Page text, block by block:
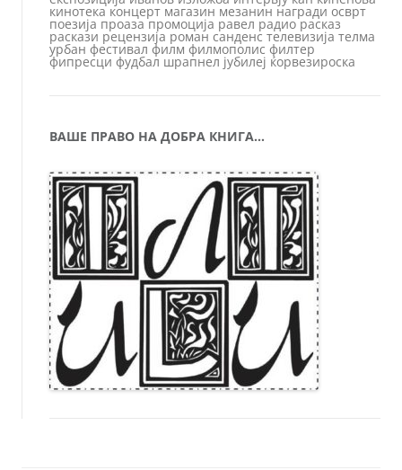
кинотека концерт магазин мезанин награди осврт
поезија проаза промоција равел радио расказ
раскази рецензија роман санденс телевизија телма
урбан фестивал филм филмополис филтер
фипресци фудбал шрапнел јубилеј ќорвезироска
ВАШЕ ПРАВО НА ДОБРА КНИГА…